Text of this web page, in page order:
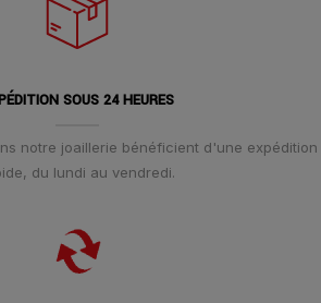
SOUS 24 HEURES
notre joaillerie bénéficient d'une expédition
du lundi au vendredi.